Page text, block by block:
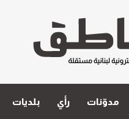
مدوّنات رأي بلديات